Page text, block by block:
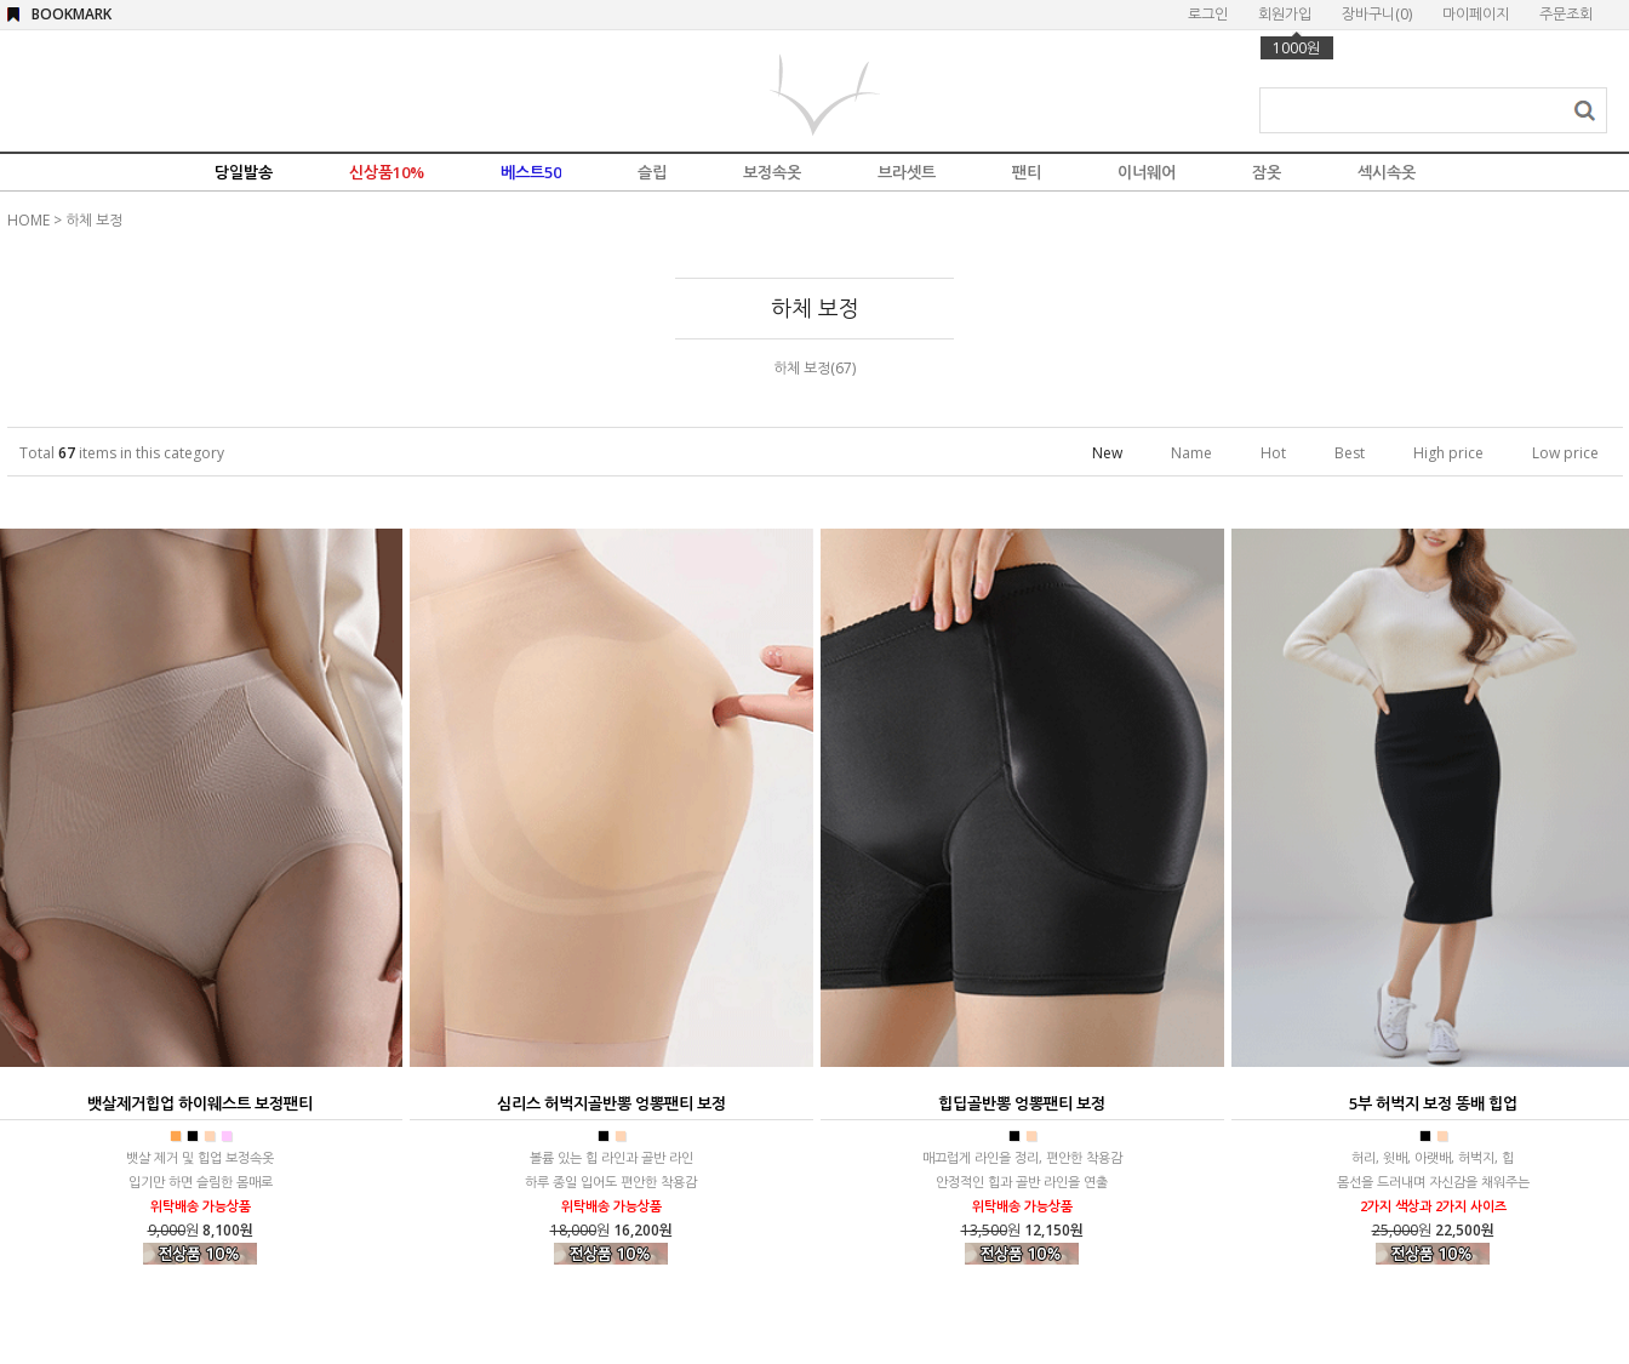
로그인
회원가입
1000원
장바구니(0) 마이페이지 주문조회
BOOKMARK
당일발송 신상품10% 베스트50 슬립 보정속옷 브라셋트 팬티 이너웨어 잠옷 섹시속옷
HOME> 하체 보정
하체 보정
하체 보정(67)
Total 67items in this category New Name Hot Best High price Low price
뱃살제거힙업 하이웨스트 보정팬티
■ ■ ■ ■
뱃살 제거 및 힙업 보정속옷
입기만 하면 슬림한 몸매로
위탁배송 가능상품
9,000원 8,100원
심리스 허벅지골반뽕 엉뽕팬티 보정
■ ■
볼륨 있는 힙 라인과 골반 라인
하루 종일 입어도 편안한 착용감
위탁배송 가능상품
18,000원 16,200원
힙딥골반뽕 엉뽕팬티 보정
■ ■
매끄럽게 라인을 정리, 편안한 착용감
안정적인 힙과 골반 라인을 연출
위탁배송 가능상품
13,500원 12,150원
5부 허벅지 보정 똥배 힙업
■ ■
허리, 윗배, 아랫배, 허벅지, 힙
몸선을 드러내며 자신감을 채워주는
2가지 색상과 2가지 사이즈
25,000원 22,500원